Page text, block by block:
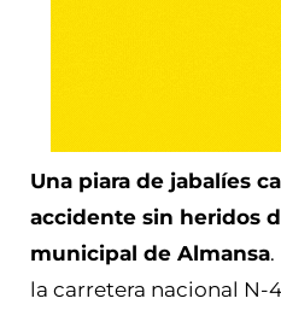
Una piara de jabalíes
accidente sin heridos
municipal de Almansa
la carretera nacional N-